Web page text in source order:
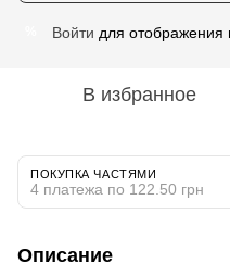
Войти для отображения
В избранное
ПОКУПКА ЧАСТЯМИ
4 платежа по 122.50 грн
Описание